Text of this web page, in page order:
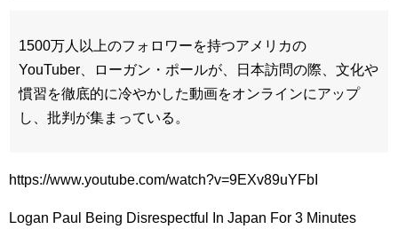
1500万人以上のフォロワーを持つアメリカの
YouTuber、ローガン・ポールが、日本訪問の際、文化や
慣習を徹底的に冷やかした動画をオンラインにアップ
し、批判が集まっている。
https://www.youtube.com/watch?v=9EXv89uYFbI
Logan Paul Being Disrespectful In Japan For 3 Minutes